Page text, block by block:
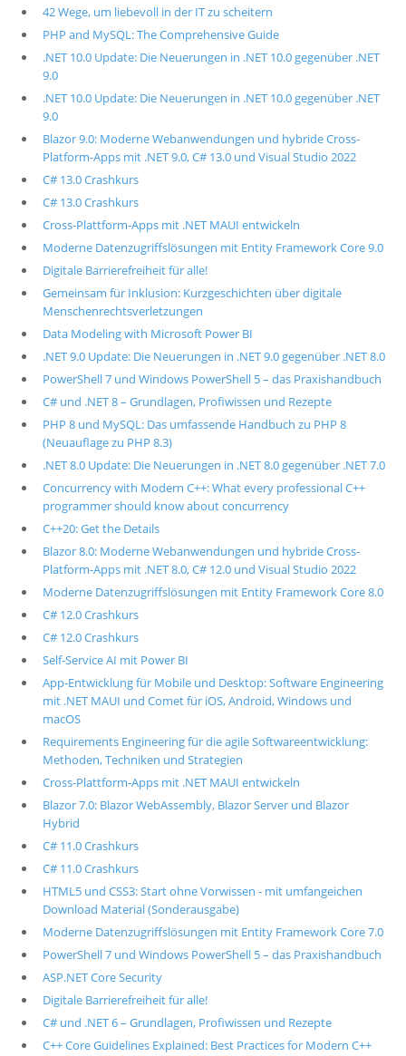
42 Wege, um liebevoll in der IT zu scheitern
PHP and MySQL: The Comprehensive Guide
.NET 10.0 Update: Die Neuerungen in .NET 10.0 gegenüber .NET
9.0
.NET 10.0 Update: Die Neuerungen in .NET 10.0 gegenüber .NET
9.0
Blazor 9.0: Moderne Webanwendungen und hybride Cross-
Platform-Apps mit .NET 9.0, C# 13.0 und Visual Studio 2022
C# 13.0 Crashkurs
C# 13.0 Crashkurs
Cross-Plattform-Apps mit .NET MAUI entwickeln
Moderne Datenzugriffslösungen mit Entity Framework Core 9.0
Digitale Barrierefreiheit für alle!
Gemeinsam für Inklusion: Kurzgeschichten über digitale
Menschenrechtsverletzungen
Data Modeling with Microsoft Power BI
.NET 9.0 Update: Die Neuerungen in .NET 9.0 gegenüber .NET 8.0
PowerShell 7 und Windows PowerShell 5 – das Praxishandbuch
C# und .NET 8 – Grundlagen, Profiwissen und Rezepte
PHP 8 und MySQL: Das umfassende Handbuch zu PHP 8
(Neuauflage zu PHP 8.3)
.NET 8.0 Update: Die Neuerungen in .NET 8.0 gegenüber .NET 7.0
Concurrency with Modern C++: What every professional C++
programmer should know about concurrency
C++20: Get the Details
Blazor 8.0: Moderne Webanwendungen und hybride Cross-
Platform-Apps mit .NET 8.0, C# 12.0 und Visual Studio 2022
Moderne Datenzugriffslösungen mit Entity Framework Core 8.0
C# 12.0 Crashkurs
C# 12.0 Crashkurs
Self-Service AI mit Power BI
App-Entwicklung für Mobile und Desktop: Software Engineering
mit .NET MAUI und Comet für iOS, Android, Windows und
macOS
Requirements Engineering für die agile Softwareentwicklung:
Methoden, Techniken und Strategien
Cross-Plattform-Apps mit .NET MAUI entwickeln
Blazor 7.0: Blazor WebAssembly, Blazor Server und Blazor
Hybrid
C# 11.0 Crashkurs
C# 11.0 Crashkurs
HTML5 und CSS3: Start ohne Vorwissen - mit umfangeichen
Download Material (Sonderausgabe)
Moderne Datenzugriffslösungen mit Entity Framework Core 7.0
PowerShell 7 und Windows PowerShell 5 – das Praxishandbuch
ASP.NET Core Security
Digitale Barrierefreiheit für alle!
C# und .NET 6 – Grundlagen, Profiwissen und Rezepte
C++ Core Guidelines Explained: Best Practices for Modern C++